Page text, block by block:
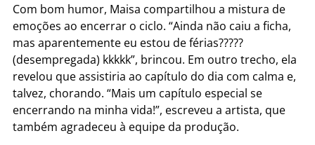
Com bom humor, Maisa compartilhou a mistura de
emoções ao encerrar o ciclo. “Ainda não caiu a ficha,
mas aparentemente eu estou de férias?????
(desempregada) kkkkk”, brincou. Em outro trecho, ela
revelou que assistiria ao capítulo do dia com calma e,
talvez, chorando. “Mais um capítulo especial se
encerrando na minha vida!”, escreveu a artista, que
também agradeceu à equipe da produção.